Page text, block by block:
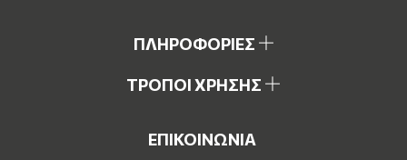
ΠΛΗΡΟΦΟΡΙΕΣ
ΤΡΟΠΟΙ ΧΡΗΣΗΣ
ΕΠΙΚΟΙΝΩΝΙΑ